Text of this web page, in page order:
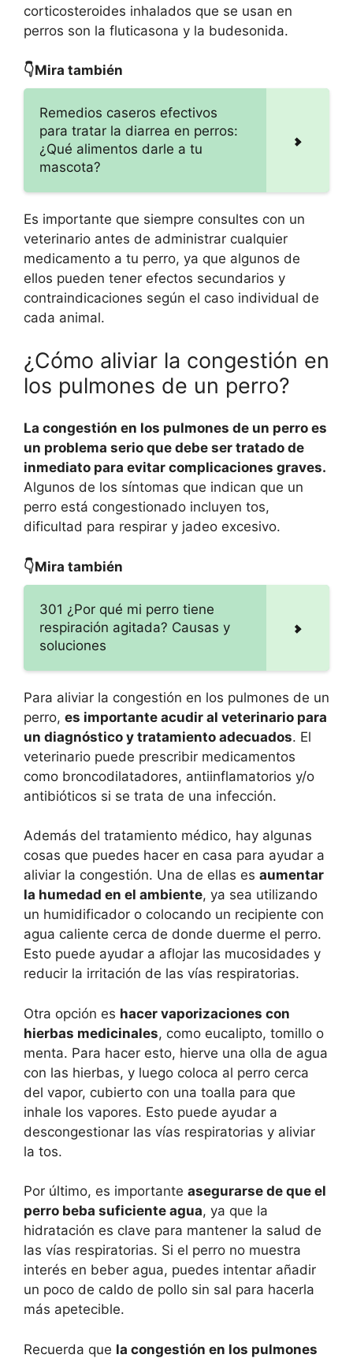
corticosteroides inhalados que se usan en
perros son la fluticasona y la budesonida.
👇Mira también
Remedios caseros efectivos
para tratar la diarrea en perros:
¿Qué alimentos darle a tu
mascota?
Es importante que siempre consultes con un
veterinario antes de administrar cualquier
medicamento a tu perro, ya que algunos de
ellos pueden tener efectos secundarios y
contraindicaciones según el caso individual de
cada animal.
¿Cómo aliviar la congestión en
los pulmones de un perro?
La congestión en los pulmones de un perro es
un problema serio que debe ser tratado de
inmediato para evitar complicaciones graves.
Algunos de los síntomas que indican que un
perro está congestionado incluyen tos,
dificultad para respirar y jadeo excesivo.
👇Mira también
301 ¿Por qué mi perro tiene
respiración agitada? Causas y
soluciones
Para aliviar la congestión en los pulmones de un
perro, es importante acudir al veterinario para
un diagnóstico y tratamiento adecuados. El
veterinario puede prescribir medicamentos
como broncodilatadores, antiinflamatorios y/o
antibióticos si se trata de una infección.
Además del tratamiento médico, hay algunas
cosas que puedes hacer en casa para ayudar a
aliviar la congestión. Una de ellas es aumentar
la humedad en el ambiente, ya sea utilizando
un humidificador o colocando un recipiente con
agua caliente cerca de donde duerme el perro.
Esto puede ayudar a aflojar las mucosidades y
reducir la irritación de las vías respiratorias.
Otra opción es hacer vaporizaciones con
hierbas medicinales, como eucalipto, tomillo o
menta. Para hacer esto, hierve una olla de agua
con las hierbas, y luego coloca al perro cerca
del vapor, cubierto con una toalla para que
inhale los vapores. Esto puede ayudar a
descongestionar las vías respiratorias y aliviar
la tos.
Por último, es importante asegurarse de que el
perro beba suficiente agua, ya que la
hidratación es clave para mantener la salud de
las vías respiratorias. Si el perro no muestra
interés en beber agua, puedes intentar añadir
un poco de caldo de pollo sin sal para hacerla
más apetecible.
Recuerda que la congestión en los pulmones